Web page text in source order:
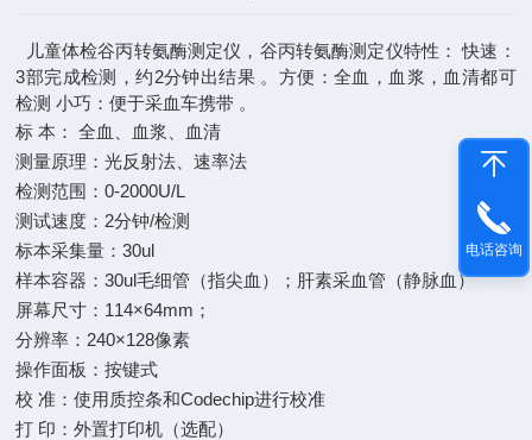
儿童体检谷丙转氨酶测定仪，谷丙转氨酶测定仪特性： 快速：
3部完成检测，约2分钟出结果 。方便：全血，血浆，血清都可
检测 小巧：便于采血车携带 。
标 本： 全血、血浆、血清
测量原理：光反射法、速率法
检测范围：0-2000U/L
测试速度：2分钟/检测
标本采集量：30ul
样本容器：30ul毛细管（指尖血）；肝素采血管（静脉血）
屏幕尺寸：114×64mm；
分辨率：240×128像素
操作面板：按键式
校 准：使用质控条和Codechip进行校准
打 印：外置打印机（选配）
电话咨询